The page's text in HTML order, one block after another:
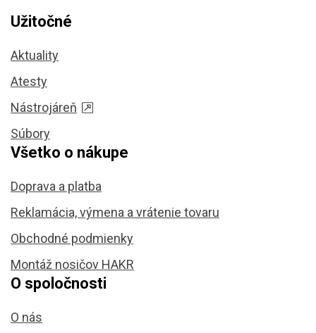
Užitočné
Aktuality
Atesty
Nástrojáreň
Súbory
Všetko o nákupe
Doprava a platba
Reklamácia, výmena a vrátenie tovaru
Obchodné podmienky
Montáž nosičov HAKR
O spoločnosti
O nás